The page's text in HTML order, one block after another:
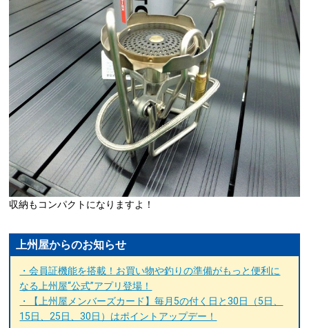
収納もコンパクトになりますよ！
上州屋からのお知らせ
・会員証機能を搭載！お買い物や釣りの準備がもっと便利に
なる上州屋“公式”アプリ登場！
・【上州屋メンバーズカード】毎月5の付く日と30日（5日、
15日、25日、30日）はポイントアップデー！